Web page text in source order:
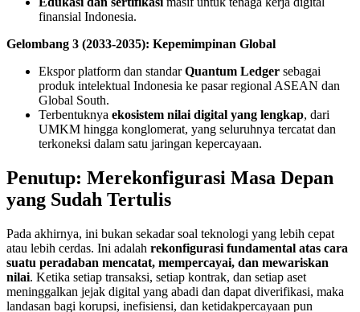
finansial Indonesia.
Gelombang 3 (2033-2035): Kepemimpinan Global
Ekspor platform dan standarQuantum Ledger sebagai
produk intelektual Indonesia ke pasar regional ASEAN dan
Global South.
Terbentuknya ekosistem nilai digital yang lengkap, dari
UMKM hingga konglomerat, yang seluruhnya tercatat dan
terkoneksi dalam satu jaringan kepercayaan.
Penutup: Merekonfigurasi Masa Depan
yang Sudah Tertulis
Pada akhirnya, ini bukan sekadar soal teknologi yang lebih cepat
atau lebih cerdas. Ini adalah rekonfigurasi fundamental atas cara
suatu peradaban mencatat, mempercayai, dan mewariskan
nilai. Ketika setiap transaksi, setiap kontrak, dan setiap aset
meninggalkan jejak digital yang abadi dan dapat diverifikasi, maka
landasan bagi korupsi, inefisiensi, dan ketidakpercayaan pun